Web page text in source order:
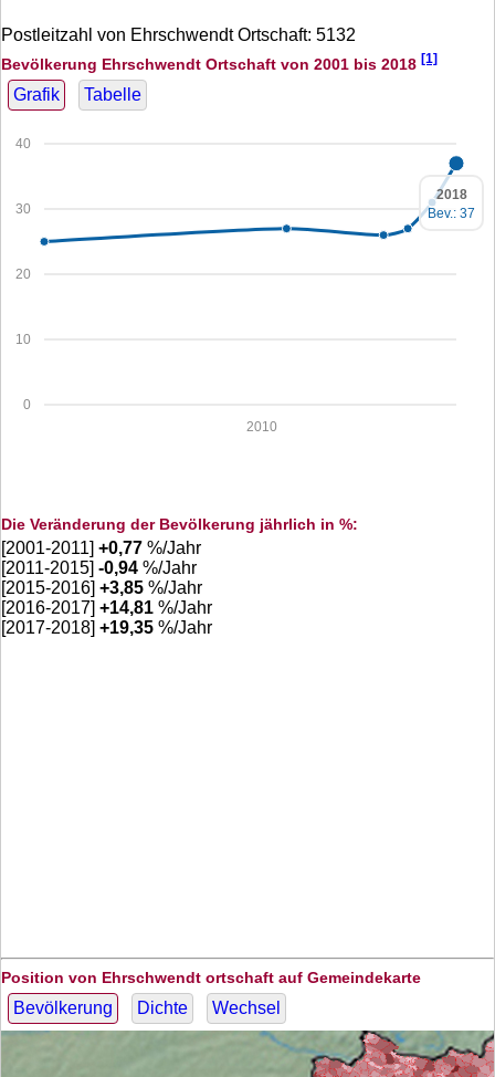
Postleitzahl von Ehrschwendt Ortschaft: 5132
Bevölkerung Ehrschwendt Ortschaft von 2001 bis 2018 [1]
Grafik Tabelle
0
10
20
30
40
2010
2018
Bev.: 37
Die Veränderung der Bevölkerung jährlich in %:
[2001-2011] +0,77 %/Jahr
[2011-2015] -0,94 %/Jahr
[2015-2016] +3,85 %/Jahr
[2016-2017] +14,81 %/Jahr
[2017-2018] +19,35 %/Jahr
Position von Ehrschwendt ortschaft auf Gemeindekarte
Bevölkerung Dichte Wechsel